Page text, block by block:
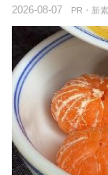
PR・新
2026-08-07